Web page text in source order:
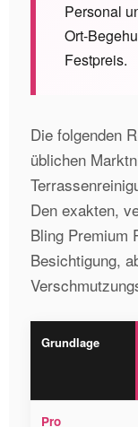
Personal
Ort-
Festpreis.
Die folgenden
üblichen
Den exakten,
Bling Premium
Besichtigung,
Grundlage
Pro